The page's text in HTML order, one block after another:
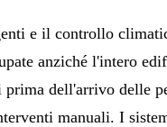
e il controllo
anziché l'intero
dell'arrivo delle
manuali. I